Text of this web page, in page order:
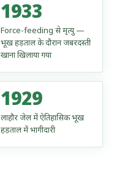
1933
Force-feeding से मृत्यु —
भूख हड़ताल के दौरान जबरदस्ती
खाना खिलाया गया
1929
लाहौर जेल में ऐतिहासिक भूख
हड़ताल में भागीदारी